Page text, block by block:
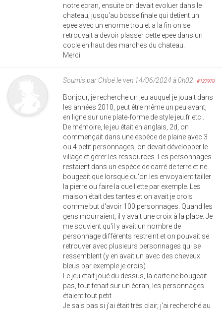
notre ecran, ensuite on devait evoluer dans le
chateau, jusqu'au bosse finale qui detient un
epee avec un enorme trou et a la fin on se
retrouvait a devoir plasser cette epee dans un
cocle en haut des marches du chateau.
Merci
Soumis par Chloéle ven 14/06/2024 à 0h02 #127978
Bonjour, je recherche un jeu auquel je jouait dans
les années 2010, peut être même un peu avant,
en ligne sur une plate-forme de style jeu.fr etc..
De mémoire, le jeu était en anglais, 2d, on
commençait dans une espèce de plaine avec 3
ou 4 petit personnages, on devait développer le
village et gerer les ressources. Les personnages
restaient dans un espèce de carré de terre et ne
bougeait que lorsque qu'on les envoyaient tailler
la pierre ou faire la cueillette par exemple. Les
maison était des tantes et on avait je crois
comme but d'avoir 100 personnages. Quand les
gens mourraient, il y avait une croix à la place. Je
me souvient qu'il y avait un nombre de
personnage différents restreint et on pouvait se
retrouver avec plusieurs personnages qui se
ressemblent (y en avait un avec des cheveux
bleus par exemple je crois)
Le jeu était joué du dessus, la carte ne bougeait
pas, tout tenait sur un écran, les personnages
étaient tout petit
Je sais pas si j'ai était très clair, j'ai recherché au